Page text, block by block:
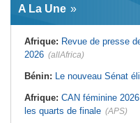
Ghana:John Dramani en Jamaïque
l'esclavage
Sénégal:Banque mondiale - 340
milliards de FCFA pour soutenir les
priorités du pays
La Cour suprême confirme la
l'Économie
Guinée:Le pays demande à la
France la restitution du crâne de
A La Une
Afrique: Revue de presse
2026 (allAfrica)
Bénin: Le nouveau Sénat
Afrique: CAN féminine
les quarts de finale (APS)